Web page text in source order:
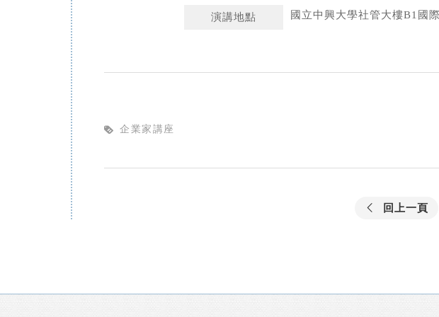
演講地點 國立中興大學社管大樓B1國
企業家講座
回上一頁